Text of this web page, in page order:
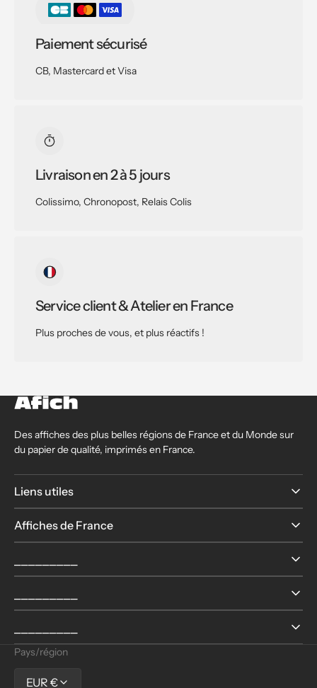
Paiement sécurisé
CB, Mastercard et Visa
Livraison en 2 à 5 jours
Colissimo, Chronopost, Relais Colis
Service client & Atelier en France
Plus proches de vous, et plus réactifs !
Des affiches des plus belles régions de France et du Monde sur
du papier de qualité, imprimés en France.
Liens utiles
Affiches de France
Pays/région
EUR €